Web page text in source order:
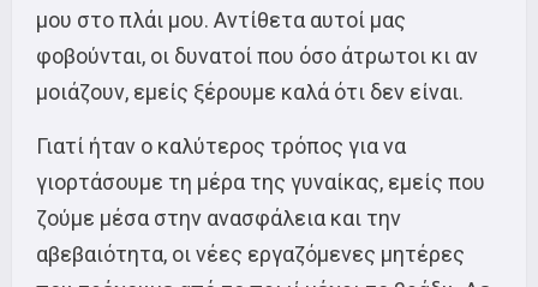
μου στο πλάι μου. Αντίθετα αυτοί μας
φοβούνται, οι δυνατοί που όσο άτρωτοι κι αν
μοιάζουν, εμείς ξέρουμε καλά ότι δεν είναι.
Γιατί ήταν ο καλύτερος τρόπος για να
γιορτάσουμε τη μέρα της γυναίκας, εμείς που
ζούμε μέσα στην ανασφάλεια και την
αβεβαιότητα, οι νέες εργαζόμενες μητέρες